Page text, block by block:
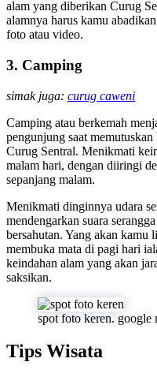
alam yang diberikan Curug
alamnya harus kamu
foto atau video.
3. Camping
simak juga: curug caweni
Camping atau berkemah
pengunjung saat
Curug Sentral. Menikmati
malam hari, dengan diiringi
sepanjang malam.
Menikmati dinginnya udara
mendengarkan suara
bersahutan. Yang akan kamu
membuka mata di pagi hari
keindahan alam yang akan
saksikan.
spot foto keren. google
Tips Wisata